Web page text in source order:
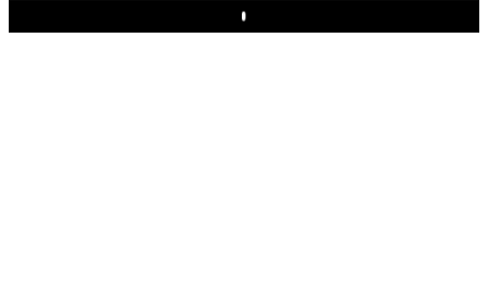
Play